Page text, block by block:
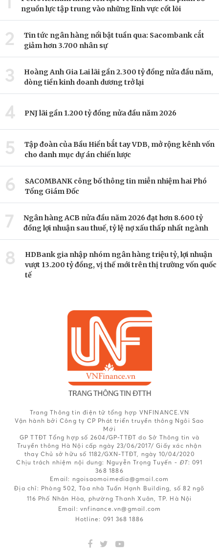
nguồn lực tập trung vào những lĩnh vực cốt lõi
2
Tin tức ngân hàng nổi bật tuần qua: Sacombank cắt
giảm hơn 3.700 nhân sự
3
Hoàng Anh Gia Lai lãi gần 2.300 tỷ đồng nửa đầu năm,
dòng tiền kinh doanh dương trở lại
4 PNJ lãi gần 1.200 tỷ đồng nửa đầu năm 2026
5
Tập đoàn của Bầu Hiển bắt tay VDB, mở rộng kênh vốn
cho danh mục dự án chiến lược
6
SACOMBANK công bố thông tin miễn nhiệm hai Phó
Tổng Giám Đốc
7
Ngân hàng ACB nửa đầu năm 2026 đạt hơn 8.600 tỷ
đồng lợi nhuận sau thuế, tỷ lệ nợ xấu thấp nhất ngành
8
HDBank gia nhập nhóm ngân hàng triệu tỷ, lợi nhuận
vượt 13.200 tỷ đồng, vị thế mới trên thị trường vốn quốc
tế
Trang Thông tin điện tử tổng hợp VNFINANCE.VN
Vận hành bởi Công ty CP Phát triển truyền thông Ngôi Sao
Mới
GP TTĐT Tổng hợp số 2604/GP-TTĐT do Sở Thông tin và
Truyền thông Hà Nội cấp ngày 23/06/2017/ Giấy xác nhận
thay Chủ sở hữu số 1182/GXN-TTĐT, ngày 10/04/2020
Chịu trách nhiệm nội dung: Nguyễn Trọng Tuyến - ĐT: 091
368 1886
Email: ngoisaomoimedia@gmail.com
Địa chỉ: Phòng 502, Tòa nhà Tuấn Hạnh Building, số 82 ngõ
116 Phố Nhân Hòa, phường Thanh Xuân, TP. Hà Nội
Email: vnfinance.vn@gmail.com
Hotline: 091 368 1886